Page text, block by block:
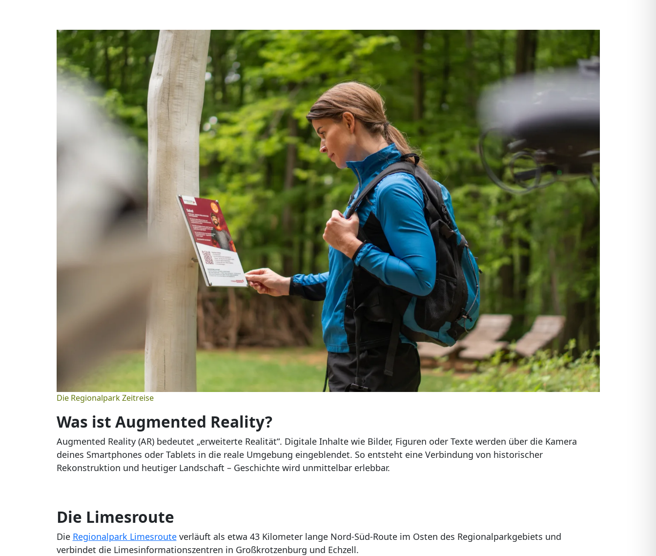
Die Regionalpark Zeitreise
Was ist Augmented Reality?
Augmented Reality (AR) bedeutet „erweiterte Realität“. Digitale Inhalte wie Bilder, Figuren oder Texte werden über die Kamera
deines Smartphones oder Tablets in die reale Umgebung eingeblendet. So entsteht eine Verbindung von historischer
Rekonstruktion und heutiger Landschaft – Geschichte wird unmittelbar erlebbar.
Die Limesroute
Die Regionalpark Limesrouteverläuft als etwa 43 Kilometer lange Nord-Süd-Route im Osten des Regionalparkgebiets und
verbindet die Limesinformationszentren in Großkrotzenburg und Echzell.